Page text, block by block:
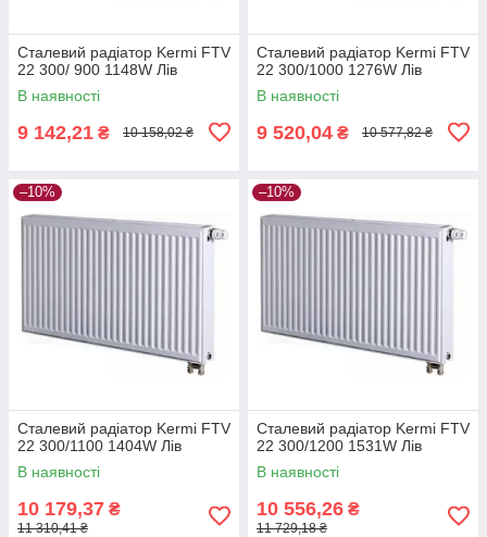
Сталевий радіатор Kermi FTV
22 300/ 900 1148W Лів
В наявності
9 142,21 ₴ 10 158,02 ₴
Сталевий радіатор Kermi FTV
22 300/1000 1276W Лів
В наявності
9 520,04 ₴ 10 577,82 ₴
–10%
Сталевий радіатор Kermi FTV
22 300/1100 1404W Лів
В наявності
10 179,37 ₴
11 310,41 ₴
–10%
Сталевий радіатор Kermi FTV
22 300/1200 1531W Лів
В наявності
10 556,26 ₴
11 729,18 ₴